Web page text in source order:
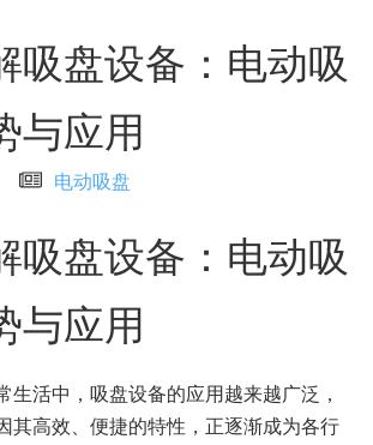
吸盘设备：电动吸
与应用
电动吸盘
吸盘设备：电动吸
与应用
生活中，吸盘设备的应用越来越广泛，
其高效、便捷的特性，正逐渐成为各行